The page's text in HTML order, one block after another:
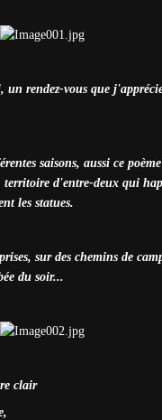
rendez-vous que
saisons, aussi ce
d'entre-deux qui
les statues.
sur des chemins de
du soir...
clair